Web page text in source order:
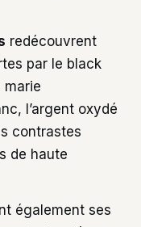
redécouvrent
par le black
marie
l’argent oxydé
contrastes
de haute
également ses